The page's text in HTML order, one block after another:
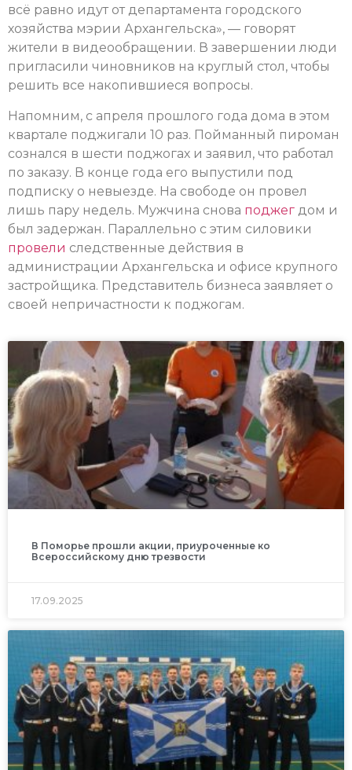
всё равно идут от департамента городского
хозяйства мэрии Архангельска», — говорят
жители в видеообращении. В завершении люди
пригласили чиновников на круглый стол, чтобы
решить все накопившиеся вопросы.
Напомним, с апреля прошлого года дома в этом
квартале поджигали 10 раз. Пойманный пироман
сознался в шести поджогах и заявил, что работал
по заказу. В конце года его выпустили под
подписку о невыезде. На свободе он провел
лишь пару недель. Мужчина снова поджег дом и
был задержан. Параллельно с этим силовики
провели следственные действия в
администрации Архангельска и офисе крупного
застройщика. Представитель бизнеса заявляет о
своей непричастности к поджогам.
В Поморье прошли акции, приуроченные ко
Всероссийскому дню трезвости
17.09.2025